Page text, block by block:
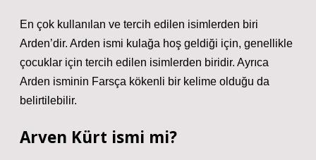
En çok kullanılan ve tercih edilen isimlerden biri
Arden’dir. Arden ismi kulağa hoş geldiği için, genellikle
çocuklar için tercih edilen isimlerden biridir. Ayrıca
Arden isminin Farsça kökenli bir kelime olduğu da
belirtilebilir.
Arven Kürt ismi mi?